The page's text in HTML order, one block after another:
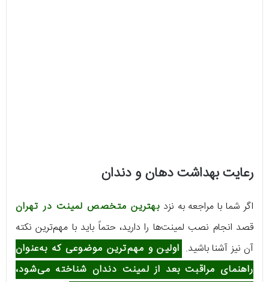
رعایت بهداشت دهان و دندان
اگر شما با مراجعه به نزدبهترین متخصص لمینت در تهران
قصد انجام نصب لمینت‌ها را دارید، حتماً باید با مهم‌ترین نکته
آن نیز آشنا باشید. اولین و مهم‌ترین موضوعی که به‌عنوان
راهنمای مراقبت بعد از لمینت دندان شناخته می‌شود،